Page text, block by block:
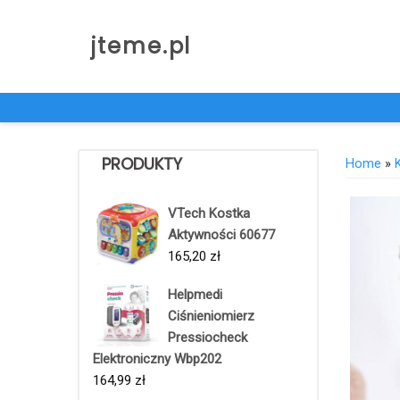
jteme.pl
PRODUKTY
VTech Kostka
Aktywności 60677
165,20 zł
Helpmedi
Ciśnieniomierz
Pressiocheck
Elektroniczny Wbp202
164,99 zł
Home »